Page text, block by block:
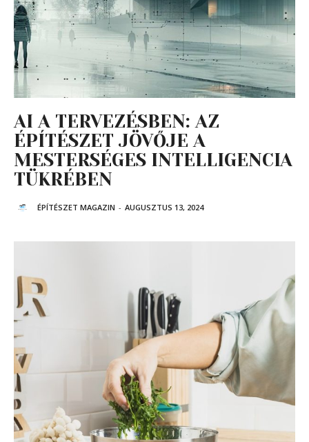
AI A TERVEZÉSBEN: AZ
ÉPÍTÉSZET JÖVŐJE A
MESTERSÉGES INTELLIGENCIA
TÜKRÉBEN
ÉPÍTÉSZET MAGAZIN - AUGUSZTUS 13, 2024